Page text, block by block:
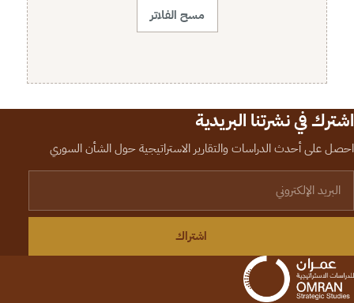
مسح الفلاتر
اشترك في نشرتنا البريدية
احصل على أحدث الدراسات والتقارير الاستراتيجية حول الشأن السوري
اشتراك